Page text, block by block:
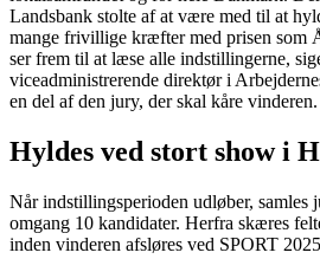
Landsbank stolte af at være med til at
mange frivillige kræfter med prisen som
ser frem til at læse alle indstillingerne,
viceadministrerende direktør i
en del af den jury, der skal kåre vinderen.
Hyldes ved stort show i
Når indstillingsperioden udløber,
omgang 10 kandidater. Herfra skæres
inden vinderen afsløres ved SPORT